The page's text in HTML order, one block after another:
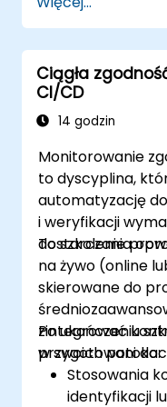
autonomicznych
Ciągła
CI/CD
14 godzin
Monitorowanie
to dyscyplina,
automatyzację
i weryfikacji
dostarczania
To szkolenie
na żywo (online
skierowane do
zintegrować
w swoich
Po ukończeniu
przygotowani do:
Stosowania
identyfikacji